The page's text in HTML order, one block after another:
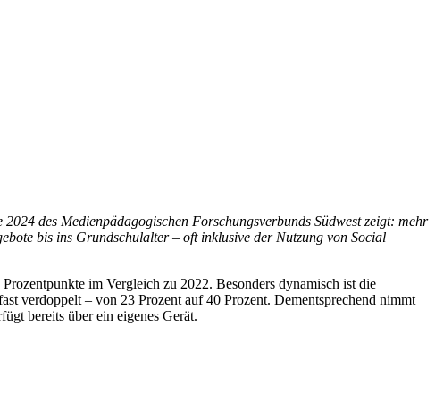
des Medienpädagogischen Forschungsverbunds Südwest zeigt: mehr
bis ins Grundschulalter – oft inklusive der Nutzung von Social
im Vergleich zu 2022. Besonders dynamisch ist die
verdoppelt – von 23 Prozent auf 40 Prozent. Dementsprechend nimmt
bereits über ein eigenes Gerät.